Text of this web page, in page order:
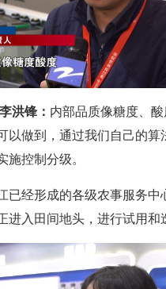
洪锋： 内部品质像糖度、酸
以做到，通过我们自己的算
施控制分级。
已经形成的各级农事服务中
进入田间地头，进行试用和